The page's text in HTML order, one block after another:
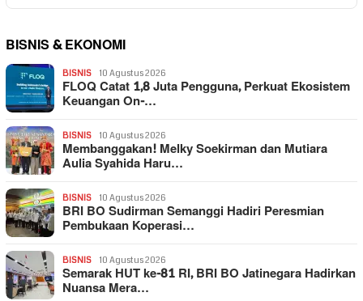
BISNIS & EKONOMI
BISNIS 10 Agustus 2026
FLOQ Catat 1,8 Juta Pengguna, Perkuat Ekosistem
Keuangan On-…
BISNIS 10 Agustus 2026
Membanggakan! Melky Soekirman dan Mutiara
Aulia Syahida Haru…
BISNIS 10 Agustus 2026
BRI BO Sudirman Semanggi Hadiri Peresmian
Pembukaan Koperasi…
BISNIS 10 Agustus 2026
Semarak HUT ke-81 RI, BRI BO Jatinegara Hadirkan
Nuansa Mera…